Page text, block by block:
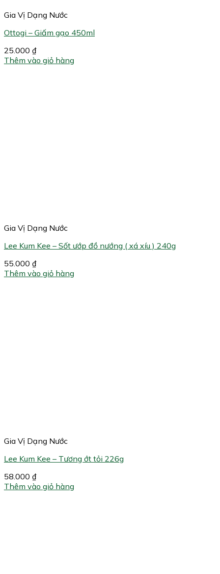
Gia Vị Dạng Nước
Ottogi – Giấm gạo 450ml
25.000 ₫
Thêm vào giỏ hàng
Gia Vị Dạng Nước
Lee Kum Kee – Sốt ướp đồ nướng ( xá xíu ) 240g
55.000 ₫
Thêm vào giỏ hàng
Gia Vị Dạng Nước
Lee Kum Kee – Tương ớt tỏi 226g
58.000 ₫
Thêm vào giỏ hàng